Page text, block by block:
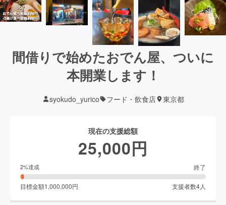
間借りで始めたおでん屋、ついに
本開業します！
syokudo_yurico フード・飲食店 東京都
現在の支援総額
25,000円
2%達成 終了
目標金額1,000,000円 支援者数4人